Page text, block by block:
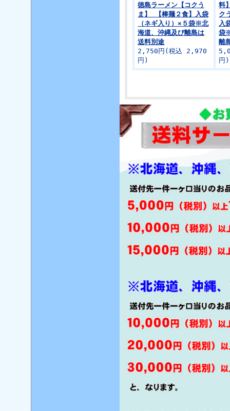
徳島ラーメン【コクう
ま】 【棒麺２食】入袋
（ネギ入り）×５袋※北
海道、沖縄及び離島は
送料別途
2,750円(税込 2,970
円)
料
ク
入
袋
離
円)